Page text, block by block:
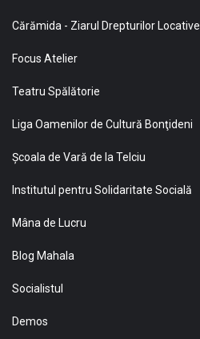
Cărămida - Ziarul Drepturilor Locative
Focus Atelier
Teatru Spălătorie
Liga Oamenilor de Cultură Bonţideni
Şcoala de Vară de la Telciu
Institutul pentru Solidaritate Socială
Mâna de Lucru
Blog Mahala
Socialistul
Demos